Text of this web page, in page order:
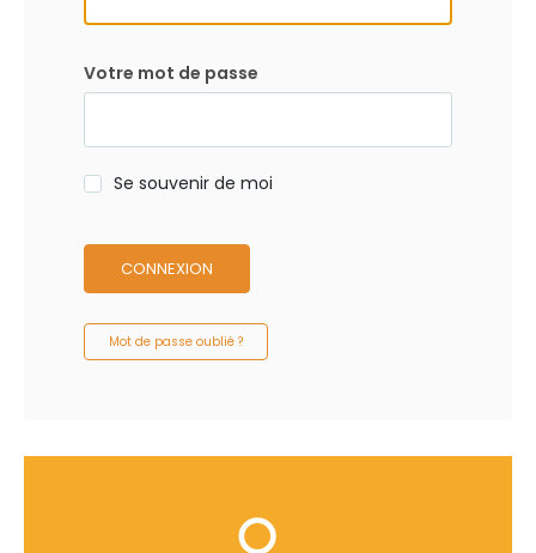
Votre mot de passe
Se souvenir de moi
CONNEXION
Mot de passe oublié ?